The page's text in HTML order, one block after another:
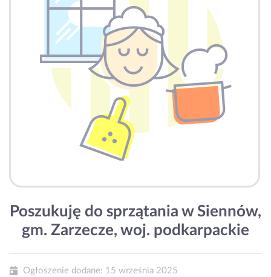
Poszukuję do sprzątania w Siennów,
gm. Zarzecze, woj. podkarpackie
Ogłoszenie dodane: 15 września 2025